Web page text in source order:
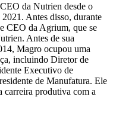
da Nutrien desde o
Antes disso, durante
CEO da Agrium, que se
Antes de sua
Magro ocupou uma
incluindo Diretor de
Executivo de
de Manufatura. Ele
carreira produtiva com a